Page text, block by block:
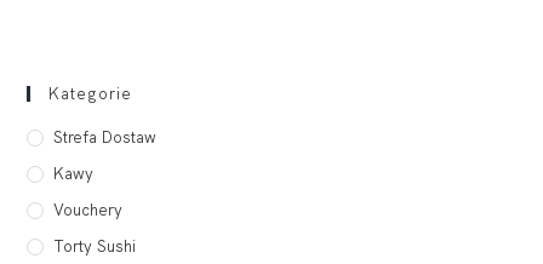
Kategorie
Strefa Dostaw
Kawy
Vouchery
Torty Sushi